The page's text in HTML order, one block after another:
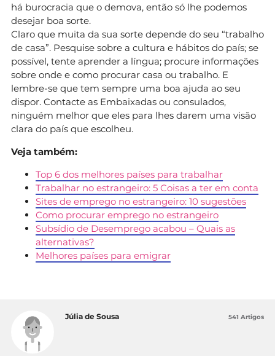
há burocracia que o demova, então só lhe podemos
desejar boa sorte.
Claro que muita da sua sorte depende do seu “trabalho
de casa”. Pesquise sobre a cultura e hábitos do país; se
possível, tente aprender a língua; procure informações
sobre onde e como procurar casa ou trabalho. E
lembre-se que tem sempre uma boa ajuda ao seu
dispor. Contacte as Embaixadas ou consulados,
ninguém melhor que eles para lhes darem uma visão
clara do país que escolheu.
Veja também:
Top 6 dos melhores países para trabalhar
Trabalhar no estrangeiro: 5 Coisas a ter em conta
Sites de emprego no estrangeiro: 10 sugestões
Como procurar emprego no estrangeiro
Subsídio de Desemprego acabou – Quais as
alternativas?
Melhores países para emigrar
Júlia de Sousa 541 Artigos